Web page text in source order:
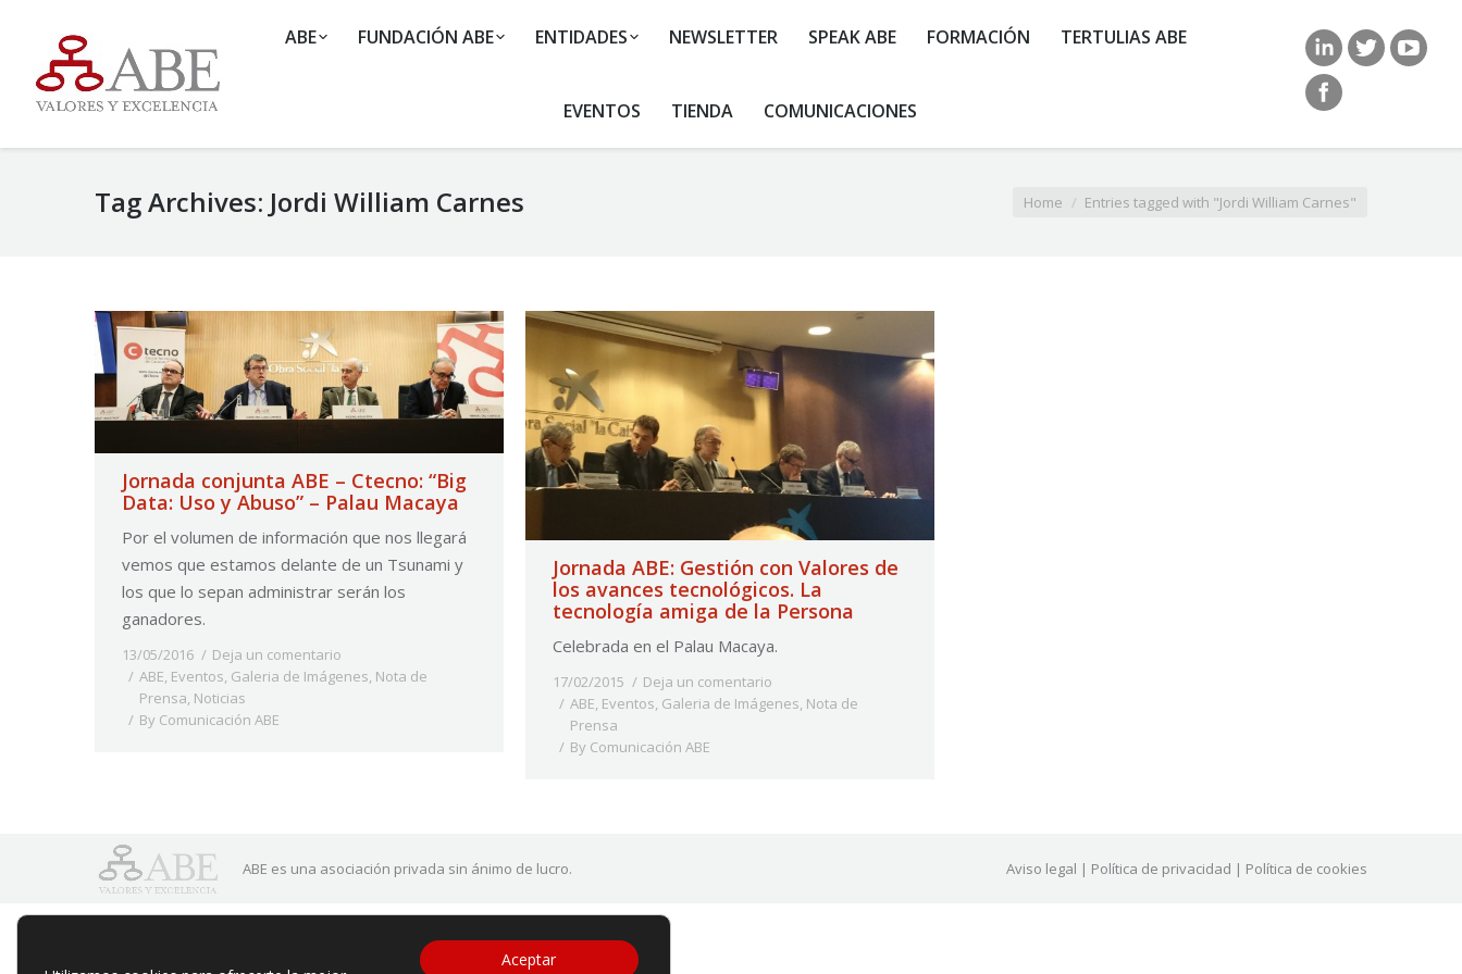
ABE FUNDACIÓN ABE ENTIDADES NEWSLETTER SPEAK ABE FORMACIÓN TERTULIAS ABE
EVENTOS TIENDA COMUNICACIONES
Tag Archives: Jordi William Carnes Home Entries tagged with "Jordi William Carnes"
Jornada conjunta ABE – Ctecno: “Big
Data: Uso y Abuso” – Palau Macaya
Por el volumen de información que nos llegará
vemos que estamos delante de un Tsunami y
los que lo sepan administrar serán los
ganadores.
13/05/2016
Deja un comentario
ABE, Eventos, Galeria de Imágenes, Nota de
Prensa, Noticias
By Comunicación ABE
Jornada ABE: Gestión con Valores de
los avances tecnológicos. La
tecnología amiga de la Persona
Celebrada en el Palau Macaya.
17/02/2015
Deja un comentario
ABE, Eventos, Galeria de Imágenes, Nota de
Prensa
By Comunicación ABE
ABE es una asociación privada sin ánimo de lucro. Aviso legal | Política de privacidad | Política de cookies
Aceptar